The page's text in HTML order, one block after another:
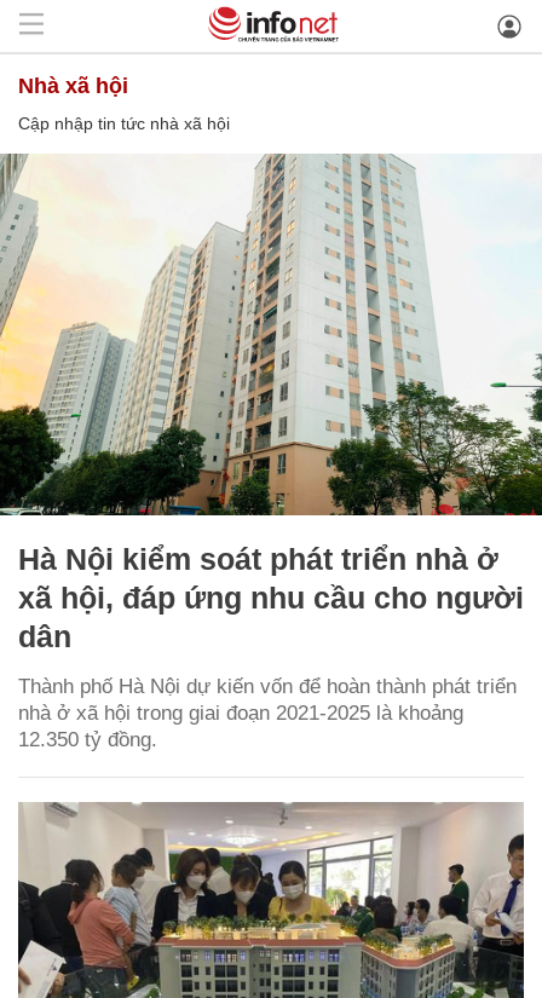
nhà xã hội
Cập nhập tin tức nhà xã hội
Hà Nội kiểm soát phát triển nhà ở
xã hội, đáp ứng nhu cầu cho người
dân
Thành phố Hà Nội dự kiến vốn để hoàn thành phát triển
nhà ở xã hội trong giai đoạn 2021-2025 là khoảng
12.350 tỷ đồng.